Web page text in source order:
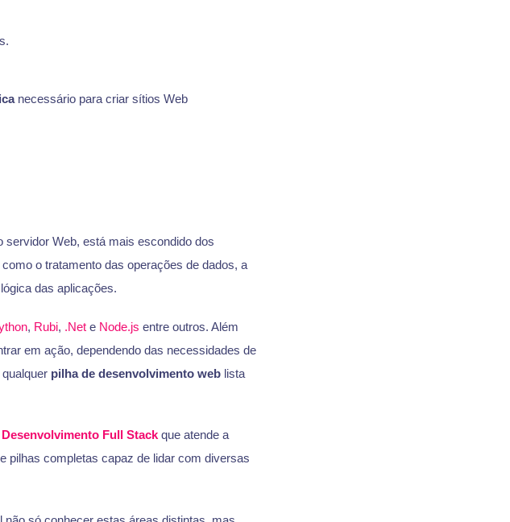
necessário para criar sítios Web
Web, está mais escondido dos
o tratamento das operações de dados, a
das aplicações.
, Rubi, .Nete Node.js entre outros. Além
em ação, dependendo das necessidades de
pilha de desenvolvimento weblista
Desenvolvimento Full Stackque atende a
pilhas completas capaz de lidar com diversas